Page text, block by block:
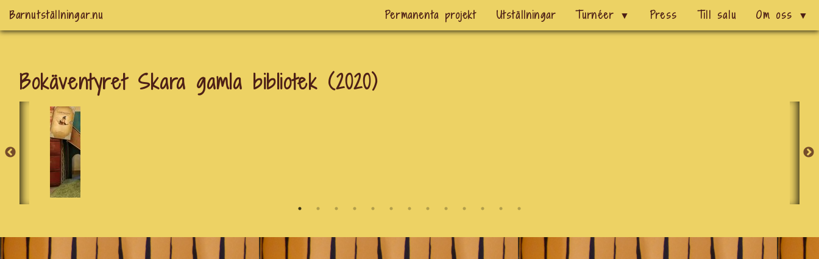
Barnutställningar.nu Permanenta projekt Utställningar Turnéer ▼ Press Till salu Om oss ▼
Bokäventyret Skara gamla bibliotek (2020)